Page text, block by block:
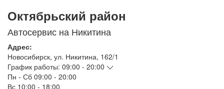
Октябрьский район
Автосервис на Никитина
Адрес:
Новосибирск, ул. Никитина, 162/1
График работы: 09:00 - 20:00
Пн - Сб 09:00 - 20:00
Вс 10:00 - 18:00